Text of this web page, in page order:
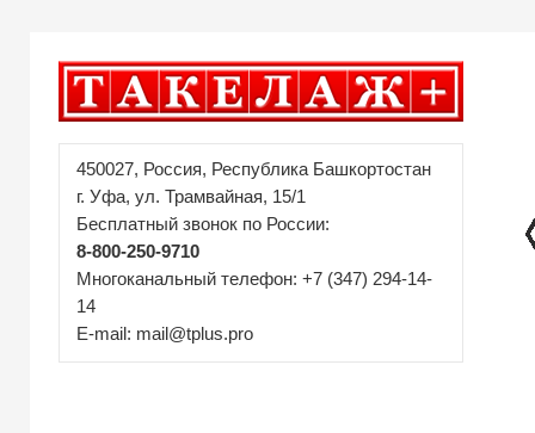
450027, Россия, Республика Башкортостан
г. Уфа, ул. Трамвайная, 15/1
Бесплатный звонок по России:
8-800-250-9710
Многоканальный телефон: +7 (347) 294-14-
14
E-mail: mail@tplus.pro